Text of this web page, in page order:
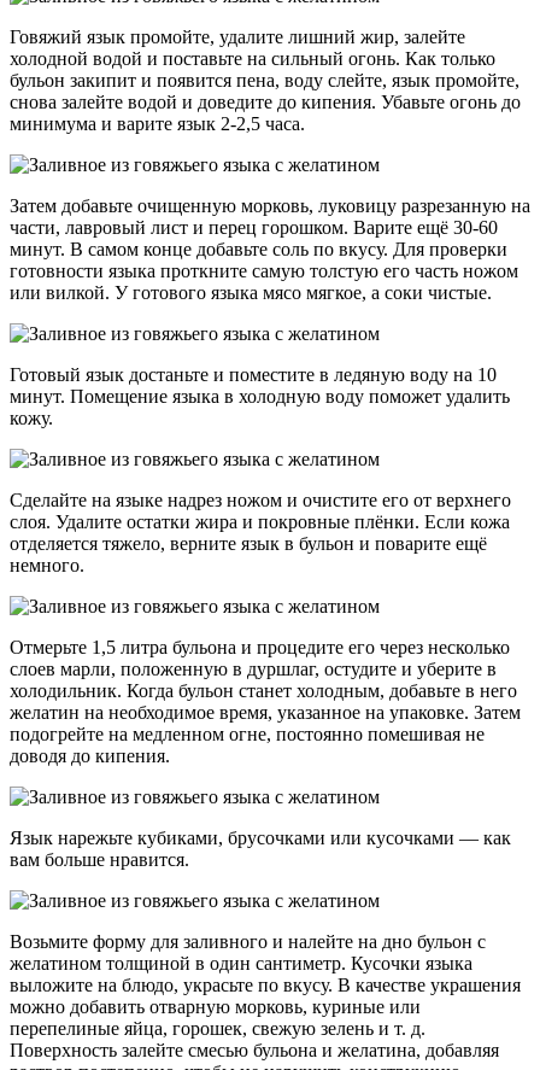
Говяжий язык промойте, удалите лишний жир, залейте
холодной водой и поставьте на сильный огонь. Как только
бульон закипит и появится пена, воду слейте, язык промойте,
снова залейте водой и доведите до кипения. Убавьте огонь до
минимума и варите язык 2-2,5 часа.
Затем добавьте очищенную морковь, луковицу разрезанную на
части, лавровый лист и перец горошком. Варите ещё 30-60
минут. В самом конце добавьте соль по вкусу. Для проверки
готовности языка проткните самую толстую его часть ножом
или вилкой. У готового языка мясо мягкое, а соки чистые.
Готовый язык достаньте и поместите в ледяную воду на 10
минут. Помещение языка в холодную воду поможет удалить
кожу.
Сделайте на языке надрез ножом и очистите его от верхнего
слоя. Удалите остатки жира и покровные плёнки. Если кожа
отделяется тяжело, верните язык в бульон и поварите ещё
немного.
Отмерьте 1,5 литра бульона и процедите его через несколько
слоев марли, положенную в дуршлаг, остудите и уберите в
холодильник. Когда бульон станет холодным, добавьте в него
желатин на необходимое время, указанное на упаковке. Затем
подогрейте на медленном огне, постоянно помешивая не
доводя до кипения.
Язык нарежьте кубиками, брусочками или кусочками — как
вам больше нравится.
Возьмите форму для заливного и налейте на дно бульон с
желатином толщиной в один сантиметр. Кусочки языка
выложите на блюдо, украсьте по вкусу. В качестве украшения
можно добавить отварную морковь, куриные или
перепелиные яйца, горошек, свежую зелень и т. д.
Поверхность залейте смесью бульона и желатина, добавляя